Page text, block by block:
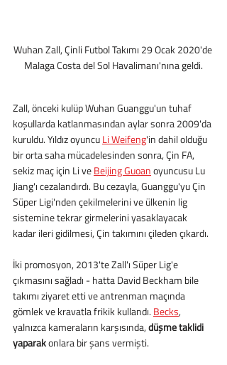
Wuhan Zall, Çinli Futbol Takımı 29 Ocak 2020'de
Malaga Costa del Sol Havalimanı'nına geldi.
Zall, önceki kulüp Wuhan Guanggu'un tuhaf
koşullarda katlanmasından aylar sonra 2009'da
kuruldu. Yıldız oyuncu Li Weifeng'in dahil olduğu
bir orta saha mücadelesinden sonra, Çin FA,
sekiz maç için Li ve Beijing Guoan oyuncusu Lu
Jiang'ı cezalandırdı. Bu cezayla, Guanggu'yu Çin
Süper Ligi'nden çekilmelerini ve ülkenin lig
sistemine tekrar girmelerini yasaklayacak
kadar ileri gidilmesi, Çin takımını çileden çıkardı.
İki promosyon, 2013'te Zall'ı Süper Lig'e
çıkmasını sağladı - hatta David Beckham bile
takımı ziyaret etti ve antrenman maçında
gömlek ve kravatla frikik kullandı. Becks,
yalnızca kameraların karşısında, düşme taklidi
yaparak onlara bir şans vermişti.